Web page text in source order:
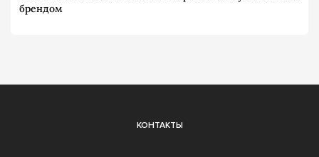
брендом
КОНТАКТЫ